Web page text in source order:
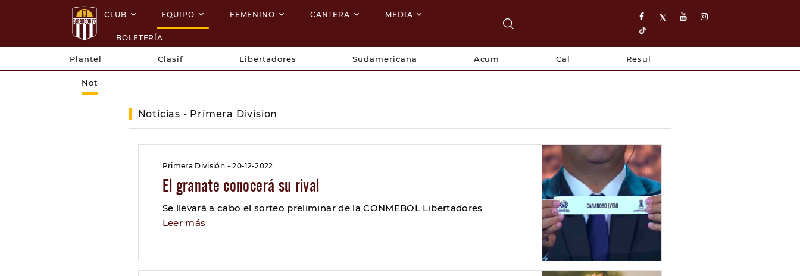
CLUB EQUIPO FEMENINO CANTERA MEDIA
BOLETERÍA
Plantel Clasif Libertadores Sudamericana Acum Cal Resul
Not
Noticias - Primera Division
Primera División - 20-12-2022
El granate conocerá su rival
Se llevará a cabo el sorteo preliminar de la CONMEBOL Libertadores
Leer más